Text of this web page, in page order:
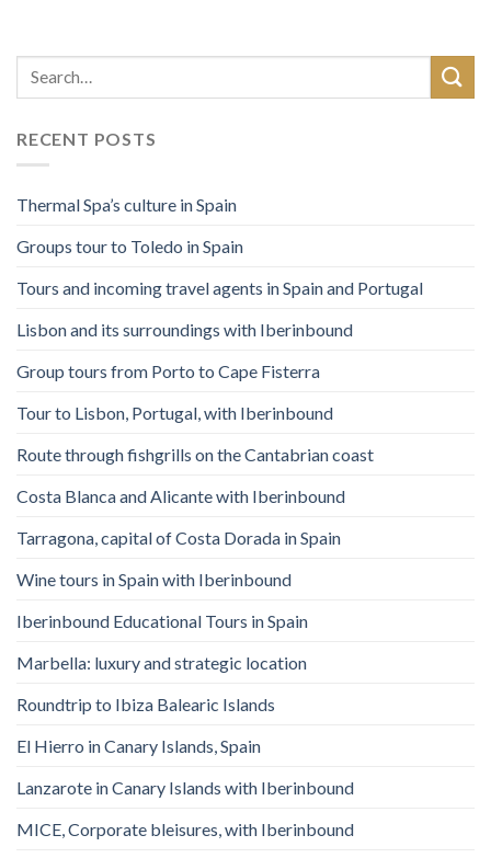
RECENT POSTS
Thermal Spa’s culture in Spain
Groups tour to Toledo in Spain
Tours and incoming travel agents in Spain and Portugal
Lisbon and its surroundings with Iberinbound
Group tours from Porto to Cape Fisterra
Tour to Lisbon, Portugal, with Iberinbound
Route through fishgrills on the Cantabrian coast
Costa Blanca and Alicante with Iberinbound
Tarragona, capital of Costa Dorada in Spain
Wine tours in Spain with Iberinbound
Iberinbound Educational Tours in Spain
Marbella: luxury and strategic location
Roundtrip to Ibiza Balearic Islands
El Hierro in Canary Islands, Spain
Lanzarote in Canary Islands with Iberinbound
MICE, Corporate bleisures, with Iberinbound